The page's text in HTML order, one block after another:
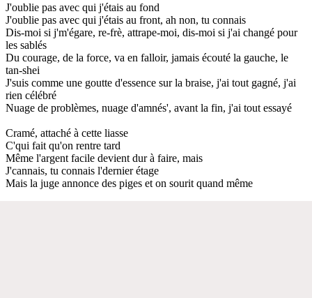
J'oublie pas avec qui j'étais au fond
J'oublie pas avec qui j'étais au front, ah non, tu connais
Dis-moi si j'm'égare, re-frè, attrape-moi, dis-moi si j'ai changé pour
les sablés
Du courage, de la force, va en falloir, jamais écouté la gauche, le
tan-shei
J'suis comme une goutte d'essence sur la braise, j'ai tout gagné, j'ai
rien célébré
Nuage de problèmes, nuage d'amnés', avant la fin, j'ai tout essayé
Cramé, attaché à cette liasse
C'qui fait qu'on rentre tard
Même l'argent facile devient dur à faire, mais
J'cannais, tu connais l'dernier étage
Mais la juge annonce des piges et on sourit quand même